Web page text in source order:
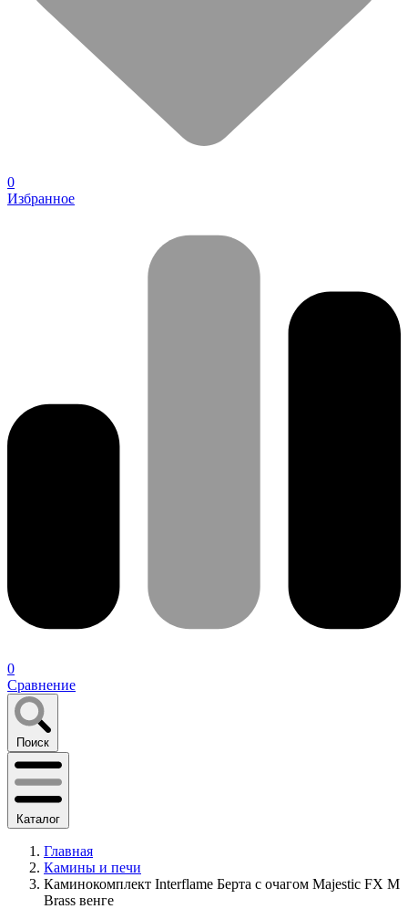
0
Избранное
0
Сравнение
Поиск
Каталог
Главная
Камины и печи
Каминокомплект Interflame Берта с очагом Majestic FX M
Brass венге